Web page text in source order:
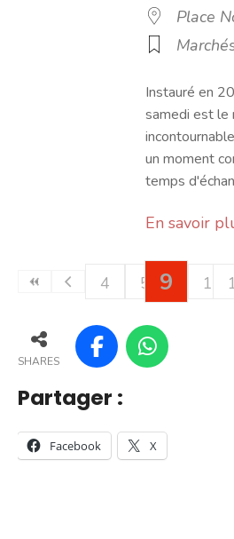
Place
Instauré en
samedi est le
un moment
temps
En savoir
4 5 7
9 10
SHARES
Partager :
Facebook X